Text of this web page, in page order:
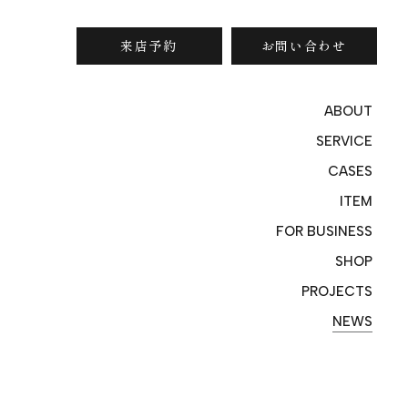
来店予約 お問い合わせ
ABOUT
SERVICE
CASES
ITEM
FOR BUSINESS
SHOP
PROJECTS
NEWS